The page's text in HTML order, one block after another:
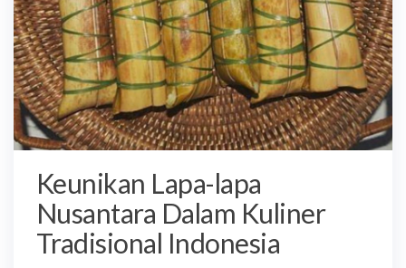
Keunikan Lapa-lapa
Nusantara Dalam Kuliner
Tradisional Indonesia